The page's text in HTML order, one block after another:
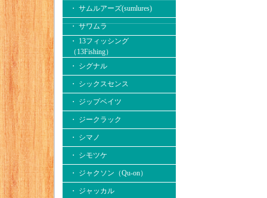
・ サムルアーズ(sumlures)
・ サワムラ
・ 13フィッシング
（13Fishing）
・ シグナル
・ シックスセンス
・ ジップベイツ
・ ジークラック
・ シマノ
・ シモツケ
・ ジャクソン（Qu-on）
・ ジャッカル